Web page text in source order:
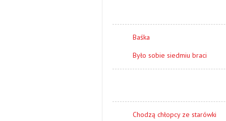
Baśka
Było sobie siedmiu braci
Chodzą chłopcy ze starówki